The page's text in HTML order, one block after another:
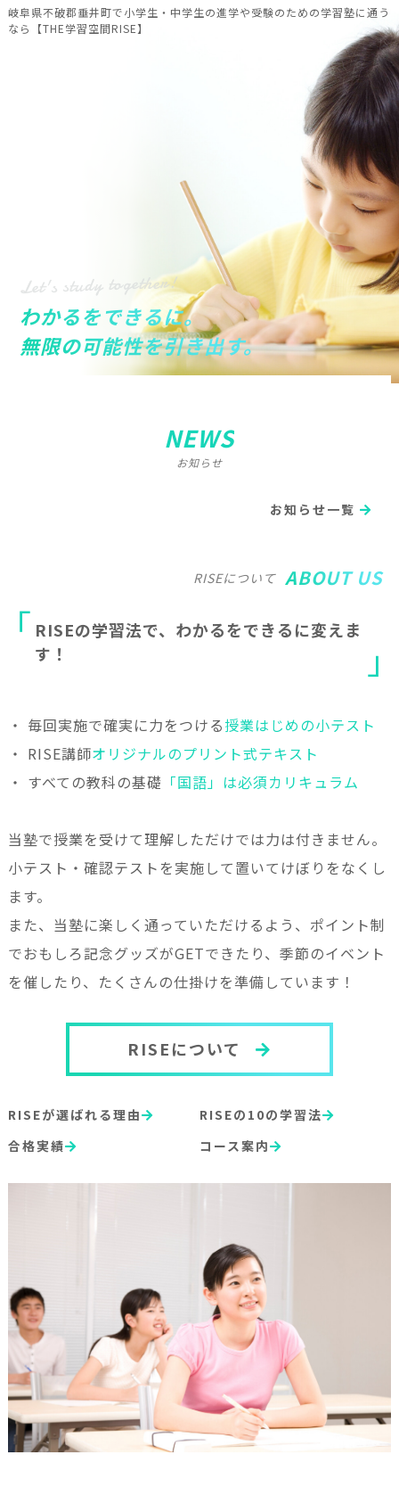
岐阜県不破郡垂井町で小学生・中学生の進学や受験のための学習塾に通う
なら【THE学習空間RISE】
Let's study together!
わかるをできるに。
無限の可能性を引き出す。
NEWS
お知らせ
お知らせ一覧
RISEについて ABOUT US
RISEの学習法で、 わかるをできるに変えま
す ！
・ 毎回実施で確実に力をつける授業はじめの小テスト
・ RISE講師オリジナルのプリント式テキスト
・ すべての教科の基礎 「国語」は必須カリキュラム
当塾で授業を受けて理解しただけでは力は付きません。
小テスト・確認テストを実施して置いてけぼりをなくし
ます。
また、当塾に楽しく通っていただけるよう、ポイント制
でおもしろ記念グッズがGETできたり、季節のイベント
を催したり、たくさんの仕掛けを準備しています！
RISEについて
RISEが選ばれる理由
RISEの10の学習法
合格実績
コース案内